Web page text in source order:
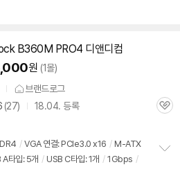
B360M PRO4 디앤디컴
원 (1몰)
브랜드로그
(상
27) 18.04. 등록
관
/ VGA 연결: PCIe3.0 x16 / M-ATX
A타입: 5개 / USB C타입: 1개 / 1Gbps /